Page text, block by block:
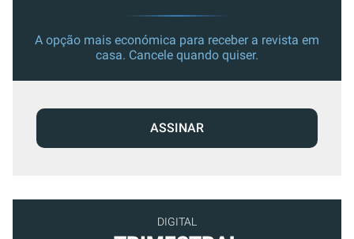
A opção mais económica para receber a revista em
casa. Cancele quando quiser.
ASSINAR
DIGITAL